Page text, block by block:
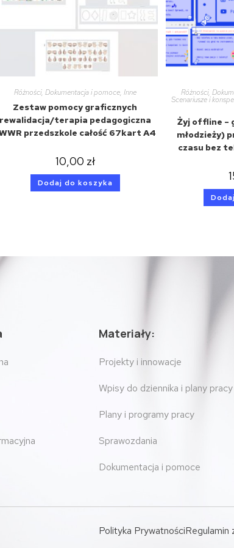
Różności, Dokumentacja i pomoce, Inne
Zestaw pomocy graficznych
terapia pedagogiczna
przedszkole całość 67kart A4
10,00 zł
Dodaj do koszyka
Różności,
Scenariusze i
Żyj offline –
młodzieży)
czasu bez
Materiały:
Projekty i innowacje
Wpisy do dziennika i plany pracy
Plany i programy pracy
Sprawozdania
Dokumentacja i pomoce
Polityka PrywatnościRegulamin